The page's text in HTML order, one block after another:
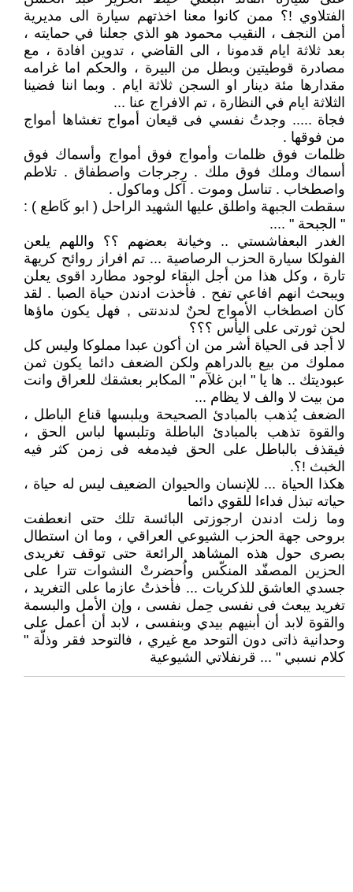
الفتلاوي !؟ ممن كانوا معنا اخذتهم سيارة الى مديرية
أمن النجف ، النقيب محمود هو الذي جعلنا في حمايته ،
بعد ثلاثة ايام قدمونا ، الى القاضي ، تدوين افادة ، مع
مصادرة قوطيتين وبطل من البيرة ، والحكم اما غرامه
مقدارها مئة دينار او السجن ثلاثة ايام . وبما اننا فضينا
الثلاثة ايام في النظارة ، تم الافراج عنا ...
فجاة ..... وجدتُ نفسي فى قيعان أمواج تغشاها أمواج
من فوقها .
ظلمات فوق ظلمات وأمواج فوق أمواج وأسماك فوق
أسماك وملك فوق ملك . رجرجات واصطفاق . تلاطم
واصطخاب . تناسل وموت . آكل وماكول .
سقطت الجبهة واطلق عليها الشهيد الراحل ( ابو كَاطع ) :
" الجبحة " ....
الغدر البعفاشستي .. وخيانة بعضهم ؟؟ واللهم يلعن
الفولكا سيارة الحزب الرصاصية ... تم افراز روائح كريهة
تارة ، وكل هذا من أجل البقاء لوجود مطارد اقوى يعلن
ويبحث انهم افاعي تفح . فأخذت ادندن حياة الصبا . لقد
كان اصطخاب الأمواج لحنٌ لدندنتى , فهل يكون ماؤها
لحن ثورتى على اليأس ؟؟؟
لا أجد فى الحياة أشر من ان أكون عبدا مملوكا وليس كل
مملوك من بيع بالدراهم ولكن الضعف دائما يكون ثمن
عبوديتك .. ها يا " ابن غلآم " المكابر بعشقك للعراق وانت
من بيت لا والف لا يظام ...
الضعف يُذهب بالمبادئ الصحيحة ويلبسها قناع الباطل ،
والقوة تذهب بالمبادئ الباطلة وتلبسها لباس الحق ،
فيقذف بالباطل على الحق فيدمغه فى زمن كثر فيه
الخبث !؟.
هكذا الحياة ... للإنسان والحيوان الضعيف ليس له حياة ،
حياته تبذل فداءا للقوي دائما
وما زلت ادندن ارجوزتى البائسة تلك حتى انعطفت
بروحى جهة الحزب الشيوعي العراقي ، وما ان استطال
بصرى حول هذه المشاهد الرائعة حتى توقف تغريدى
الحزين المصفّد المنكّس واُحضرتْ النشوات تترا على
جسدي العاشق للذكريات ... فأخذتُ عازما على التغريد ،
تغريد يبعث فى نفسى حِمل نفسى ، وإن الأمل والبسمة
والقوة لابد أن أبنيهم بيدي وبنفسى ، لابد أن أعمل على
وحدانية ذاتى دون التوحد مع غيري ، فالتوحد فقر وذلّة "
كلام نسبي " ... قرنفلاتي الشيوعية